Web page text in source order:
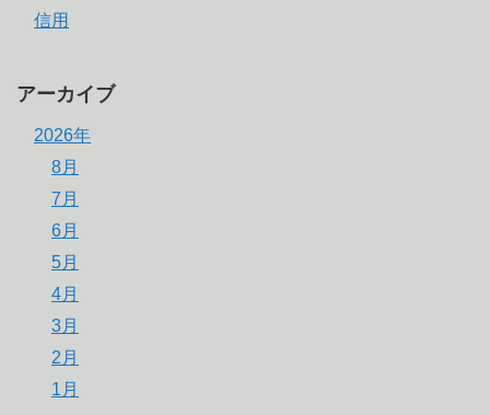
信用
アーカイブ
2026年
8月
7月
6月
5月
4月
3月
2月
1月